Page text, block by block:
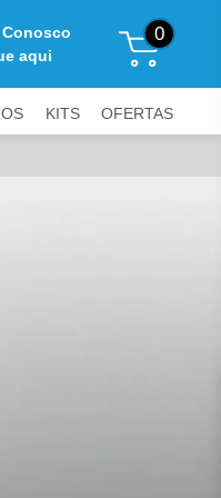
Conosco
aqui
0
KITS OFERTAS